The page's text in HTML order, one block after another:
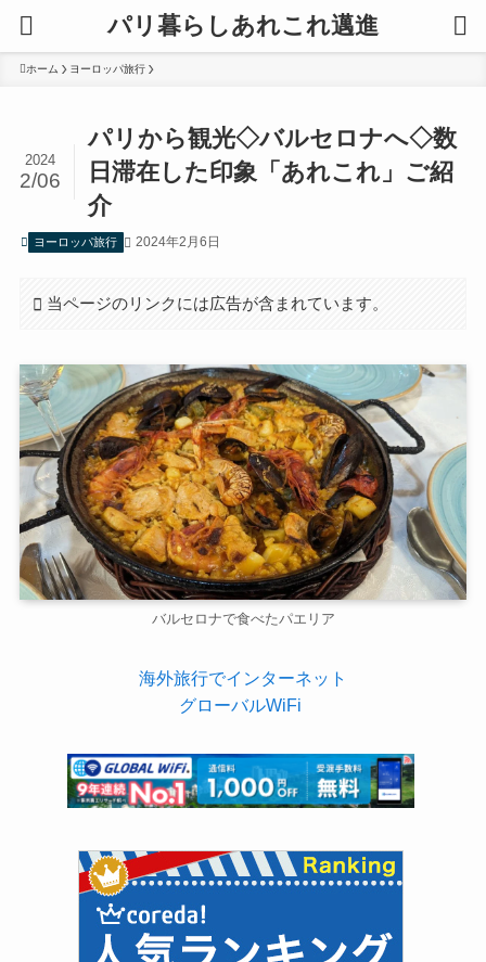
パリ暮らしあれこれ邁進
ホーム ヨーロッパ旅行
パリから観光◇バルセロナへ◇数
日滞在した印象「あれこれ」ご紹
介
2024
2/06
ヨーロッパ旅行 2024年2月6日
当ページのリンクには広告が含まれています。
バルセロナで食べたパエリア
海外旅行でインターネット
グローバルWiFi